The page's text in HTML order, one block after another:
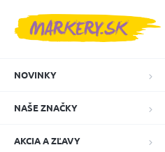
NOVINKY
NAŠE ZNAČKY
AKCIA A ZĽAVY